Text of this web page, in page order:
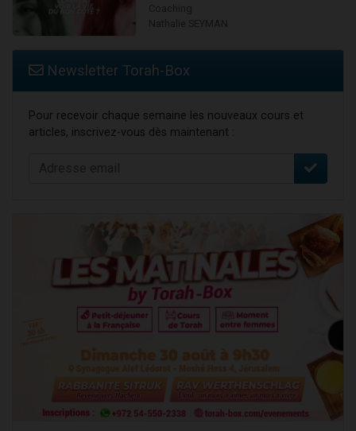
Newsletter Torah-Box
Pour recevoir chaque semaine les nouveaux cours et
articles, inscrivez-vous dès maintenant :